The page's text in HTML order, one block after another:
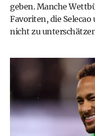
geben. Manche
Favoriten, die
nicht zu